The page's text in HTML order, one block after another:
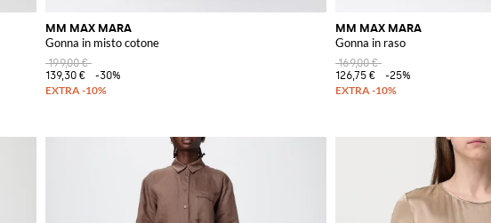
MM MAX MARA
Gonna in misto cotone
199,00 €
139,30 €
-30%
MM MAX MARA
Gonna in raso
169,00 €
126,75 €
-25%